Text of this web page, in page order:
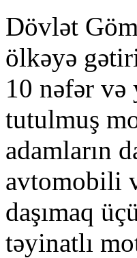
Dövlət
ölkəyə
10 nəfər və
tutulmuş
adamların
avtomobili
daşımaq
təyinatlı